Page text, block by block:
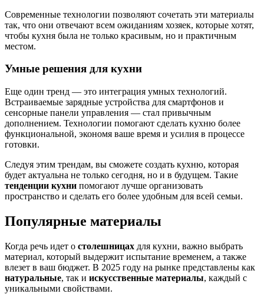
Современные технологии позволяют сочетать эти материалы
так, что они отвечают всем ожиданиям хозяек, которые хотят,
чтобы кухня была не только красивым, но и практичным
местом.
Умные решения для кухни
Еще один тренд — это интеграция умных технологий.
Встраиваемые зарядные устройства для смартфонов и
сенсорные панели управления — стал привычным
дополнением. Технологии помогают сделать кухню более
функциональной, экономя ваше время и усилия в процессе
готовки.
Следуя этим трендам, вы сможете создать кухню, которая
будет актуальна не только сегодня, но и в будущем. Такие
тенденции кухни помогают лучше организовать
пространство и сделать его более удобным для всей семьи.
Популярные материалы
Когда речь идет о столешницах для кухни, важно выбрать
материал, который выдержит испытание временем, а также
влезет в ваш бюджет. В 2025 году на рынке представлены как
натуральные, так и искусственные материалы, каждый с
уникальными свойствами.